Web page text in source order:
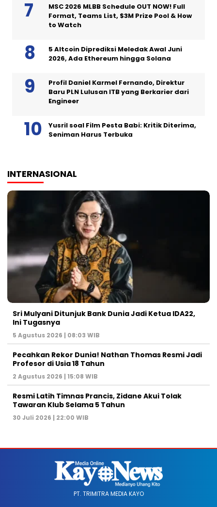
MSC 2026 MLBB Schedule OUT NOW! Full
Format, Teams List, $3M Prize Pool & How
to Watch
5 Altcoin Diprediksi Meledak Awal Juni
2026, Ada Ethereum hingga Solana
Profil Daniel Karmel Fernando, Direktur
Baru PLN Lulusan ITB yang Berkarier dari
Engineer
Yusril soal Film Pesta Babi: Kritik Diterima,
Seniman Harus Terbuka
INTERNASIONAL
Sri Mulyani Ditunjuk Bank Dunia Jadi Ketua IDA22,
Ini Tugasnya
5 Agustus 2026 | 08:03 WIB
Pecahkan Rekor Dunia! Nathan Thomas Resmi Jadi
Profesor di Usia 18 Tahun
2 Agustus 2026 | 15:08 WIB
Resmi Latih Timnas Prancis, Zidane Akui Tolak
Tawaran Klub Selama 5 Tahun
30 Juli 2026 | 22:00 WIB
PT. TRIMITRA MEDIA KAYO